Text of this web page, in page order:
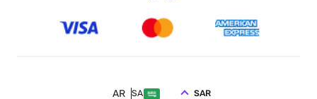
SA
AR SAR